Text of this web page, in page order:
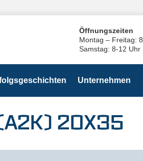
Öffnungszeiten
Montag – Freitag:
Samstag: 8-12 Uhr
Unternehmen
20X35